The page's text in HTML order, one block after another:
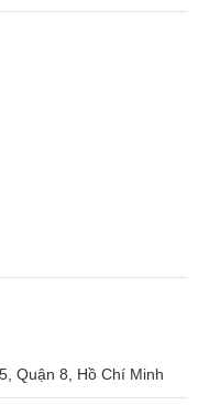
Quận 8, Hồ Chí Minh